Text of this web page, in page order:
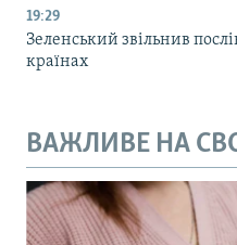
19:29
Зеленський звільнив
країнах
ВАЖЛИВЕ НА